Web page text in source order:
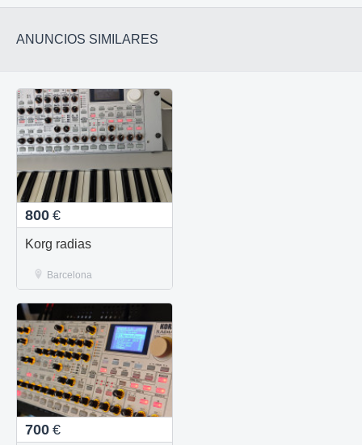
ANUNCIOS SIMILARES
800 €
Korg radias
Barcelona
700 €